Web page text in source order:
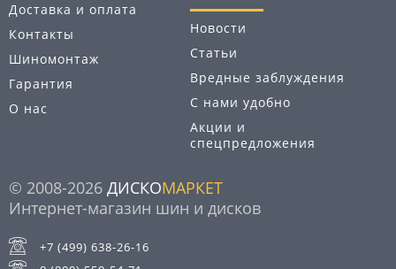
Доставка и оплата
Контакты
Шиномонтаж
Гарантия
О нас
Новости
Статьи
Вредные заблуждения
С нами удобно
Акции и
спецпредложения
© 2008-2026 ДИСКОМАРКЕТ
Интернет-магазин шин и дисков
+7 (499) 638-26-16